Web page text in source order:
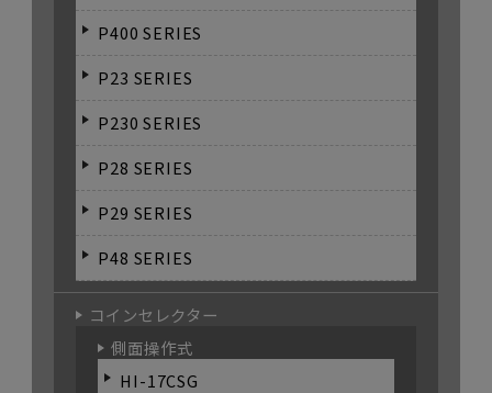
P400 SERIES
P23 SERIES
P230 SERIES
P28 SERIES
P29 SERIES
P48 SERIES
コインセレクター
側面操作式
HI-17CSG